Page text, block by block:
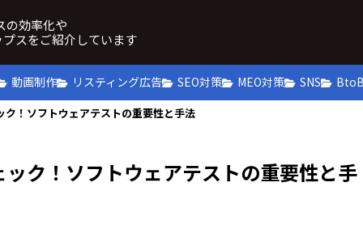
の効率化や
スをご紹介しています
動画制作 リスティング広告 SEO対策 MEO対策 SNS
！ソフトウェアテストの重要性と手法
ク！ソフトウェアテストの重要性と手